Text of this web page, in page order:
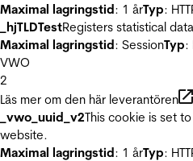
Maximal lagringstid: 1 årTyp:
_hjTLDTestRegisters statistical
Maximal lagringstid: SessionTyp:
VWO
2
Läs mer om den här leverantören
_vwo_uuid_v2This cookie is set
website.
Maximal lagringstid: 1 årTyp: